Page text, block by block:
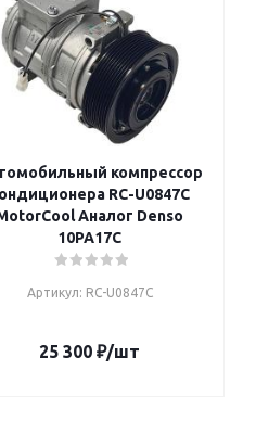
компрессор
RC-U0847C
Аналог Denso
10PA17C
Артикул: RC-U0847C
25 300 ₽/шт